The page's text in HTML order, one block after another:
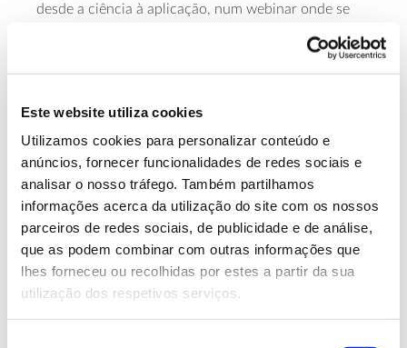
Este website utiliza cookies
Utilizamos cookies para personalizar conteúdo e
anúncios, fornecer funcionalidades de redes sociais e
analisar o nosso tráfego. Também partilhamos
informações acerca da utilização do site com os nossos
parceiros de redes sociais, de publicidade e de análise,
que as podem combinar com outras informações que
lhes forneceu ou recolhidas por estes a partir da sua
utilização dos respetivos serviços.
desde a ciência à aplicação, num webinar onde se
jurídico como ferramentas de valorização do
pinheiro-manso. O evento conta ainda com
promover o cruzamento de aprendizagens.
separa acompanhar.
Saiba mais sobre o Webinar
13.07.2026
Genoma do priolo e de outras espécies em risco: